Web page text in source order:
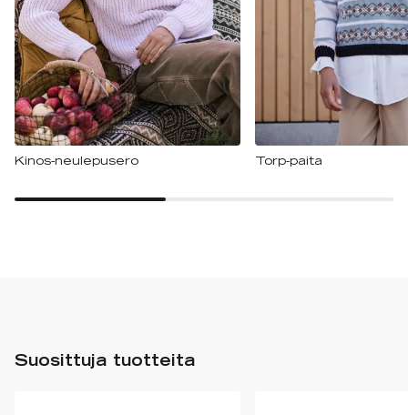
Kinos-neulepusero Torp-paita
Suosittuja tuotteita